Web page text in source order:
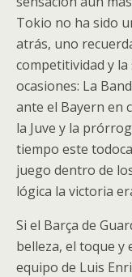
Tokio no ha sido
atrás, uno
competitividad y
ocasiones: La
ante el Bayern en
la Juve y la
tiempo este
juego dentro de
lógica la victoria
Si el Barça de
belleza, el toque y
equipo de Luis